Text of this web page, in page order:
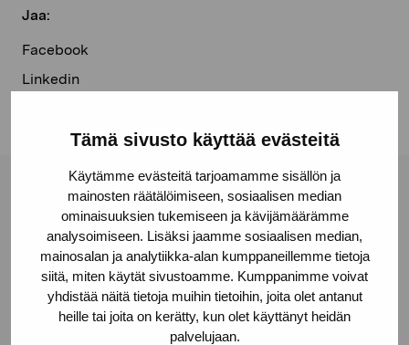
Tämä sivusto käyttää evästeitä
Käytämme evästeitä tarjoamamme sisällön ja
mainosten räätälöimiseen, sosiaalisen median
ominaisuuksien tukemiseen ja kävijämäärämme
analysoimiseen. Lisäksi jaamme sosiaalisen median,
mainosalan ja analytiikka-alan kumppaneillemme tietoja
siitä, miten käytät sivustoamme. Kumppanimme voivat
yhdistää näitä tietoja muihin tietoihin, joita olet antanut
heille tai joita on kerätty, kun olet käyttänyt heidän
palvelujaan.
Jaa:
Facebook
Linkedin
Pro Artibus -säätiö
Kustaa Vaasan katu 11
10600 Tammisaari
proartibus@proartibus.fi